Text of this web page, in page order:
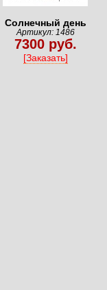
Солнечный день
Артикул: 1486
7300 руб.
[Заказать]